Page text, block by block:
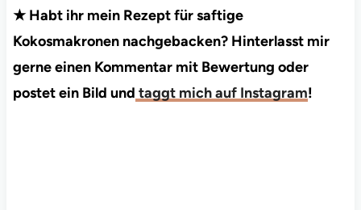
★ Habt ihr mein Rezept für saftige
Kokosmakronen nachgebacken? Hinterlasst mir
gerne einen Kommentar mit Bewertung oder
postet ein Bild und taggt mich auf Instagram!